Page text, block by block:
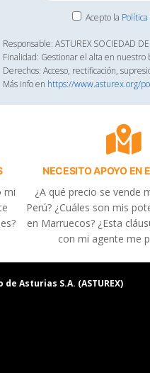
Acepto la
Responsable: ASTUREX SOCIEDAD
Finalidad: Gestionar el alta en nuestro
Derechos: Acceso, rectificación,
Más info en https://www.asturex.org/
mi
NECESITO APOYO EN
¿A qué precio se vende
Perú? ¿Cuáles son mis
en Marruecos? ¿Esta
con mi agente me
Asturias S.A. (ASTUREX)